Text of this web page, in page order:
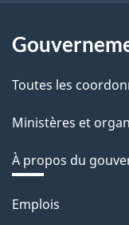
Toutes les
Ministères et
À propos du
Thèmes
Emplois